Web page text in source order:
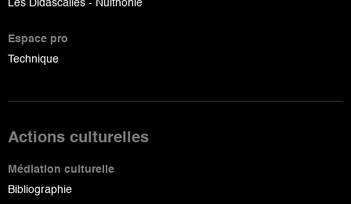
Les Didascalies - Nuithonie
Espace pro
Technique
Actions culturelles
Médiation culturelle
Bibliographie